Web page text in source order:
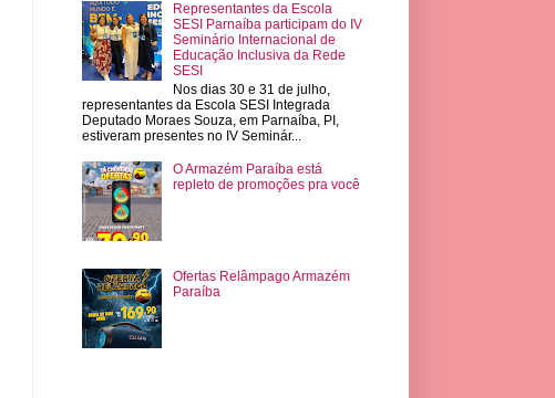
Representantes da Escola
SESI Parnaíba participam do IV
Seminário Internacional de
Educação Inclusiva da Rede
SESI
Nos dias 30 e 31 de julho,
representantes da Escola SESI Integrada
Deputado Moraes Souza, em Parnaíba, PI,
estiveram presentes no IV Seminár...
O Armazém Paraíba está
repleto de promoções pra você
Ofertas Relâmpago Armazém
Paraíba